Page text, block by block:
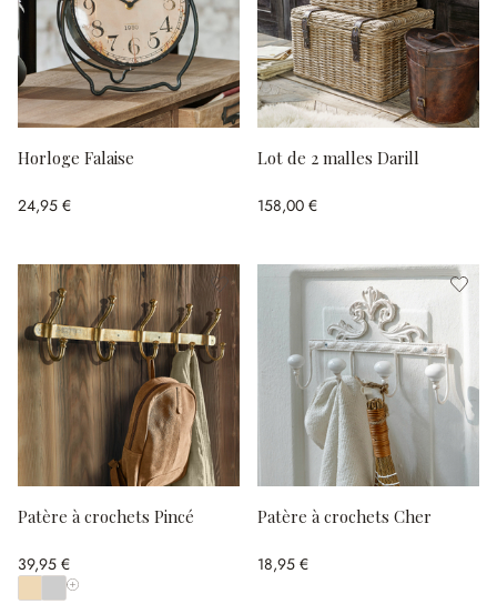
Horloge Falaise
24,95 €
Lot de 2 malles Darill
158,00 €
Patère à crochets Pincé
39,95 €
Afficher toutes les couleurs
Patère à crochets Cher
18,95 €